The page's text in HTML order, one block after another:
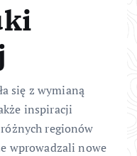
się z wymianą
inspiracji
regionów
wprowadzali nowe